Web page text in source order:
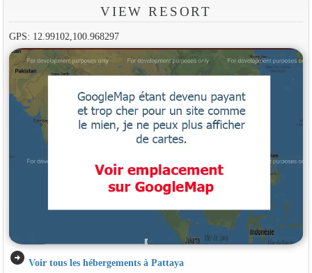
VIEW RESORT
GPS: 12.99102,100.968297
arrow_circle_right Voir tous les hébergements à Pattaya